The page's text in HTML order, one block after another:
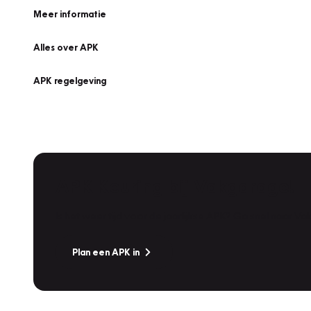
Meer informatie
Alles over APK
APK regelgeving
Plan een APK in